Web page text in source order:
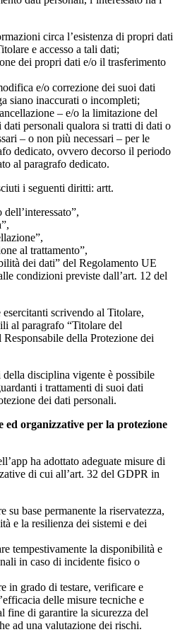
circa l’esistenza di propri dati
e accesso a tali dati;
dei propri dati e/o il trasferimento
e/o correzione dei suoi dati
siano inaccurati o incompleti;
– e/o la limitazione del
personali qualora si tratti di dati o
– o non più necessari – per le
dedicato, ovvero decorso il periodo
al paragrafo dedicato.
i seguenti diritti: artt.
al trattamento”,
dei dati” del Regolamento UE
condizioni previste dall’art. 12 del
scrivendo al Titolare,
al paragrafo “Titolare del
della Protezione dei
disciplina vigente è possibile
i trattamenti di suoi dati
dei dati personali.
ed organizzative per la protezione
ha adottato adeguate misure di
di cui all’art. 32 del GDPR in
su base permanente la riservatezza,
e la resilienza dei sistemi e dei
tempestivamente la disponibilità e
in caso di incidente fisico o
in grado di testare, verificare e
delle misure tecniche e
fine di garantire la sicurezza del
ad una valutazione dei rischi.